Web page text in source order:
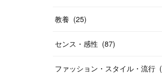
教養 (25)
センス・感性 (87)
ファッション・スタイル・流行 (